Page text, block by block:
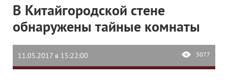
В Китайгородской стене
обнаружены тайные комнаты
11.05.2017 в 15:22:00 3077